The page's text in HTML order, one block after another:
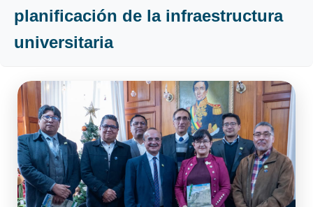
planificación de la infraestructura
universitaria